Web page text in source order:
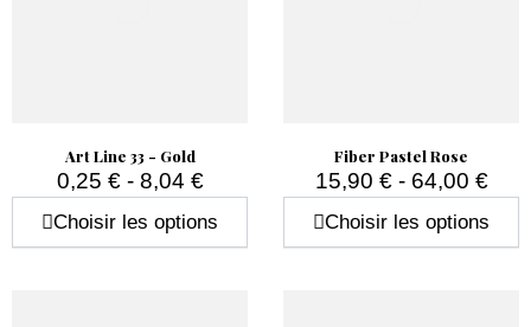
Art Line 33 - Gold
0,25 € - 8,04 €
Choisir les options
Fiber Pastel Rose
15,90 € - 64,00 €
Choisir les options